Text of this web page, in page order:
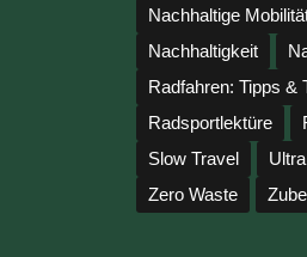
Nachhaltige
Nachhaltigkeit
Radfahren: Tipps &
Radsportlektüre
Slow Travel
Zero Waste